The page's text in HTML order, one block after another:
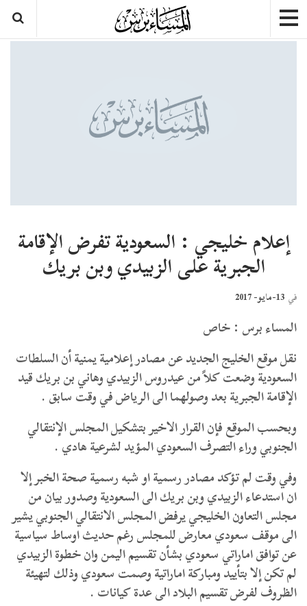
إعلام خليجي : السعودية تفرض الإقامة
الجبرية على الزبيدي وبن بريك
في 13-مايو- 2017
المساء برس : خاص
نقل موقع الخليج الجديد عن مصادر إعلامية يمنية أن السلطات
السعودية وضعت كلاً من عيدروس الزبيدي وهاني بن بريك قيد
الإقامة الجبرية بعد وصولهما الى الرياض في وقت سابق .
وبحسب الموقع فإن القرار الاخير بتشكيل المجلس الإنتقالي
الجنوبي وراء التصرف السعودي المؤيد لشرعية هادي .
وفي وقت لم تؤكد مصادر رسمية او شبه رسمية صحة الخبر إلا
ان استدعاء الزبيدي وبن بريك الى السعودية وصدور بيان من
مجلس التعاون الخليجي يرفض المجلس الانتقالي الجنوبي يشير
الى موقف سعودي معارض للمجلس رغم حديث اوساط سياسية
عن توافق اماراتي سعودي بشأن تقسيم اليمن وان خطوة الزبيدي
لم تكن إلا بتأييد ومباركة اماراتية وصمت سعودي وذلك لتهيئة
الظروف لفرض تقسيم البلاد الى عدة كيانات .